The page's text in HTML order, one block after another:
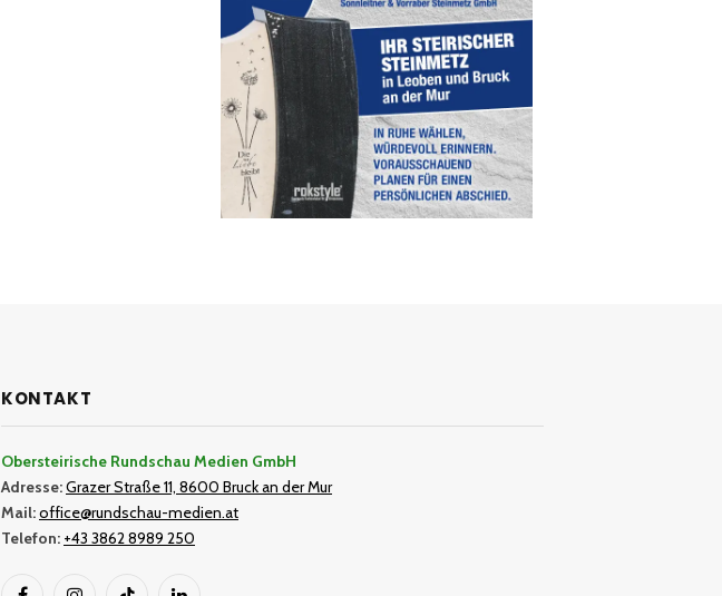
KONTAKT
Obersteirische Rundschau Medien GmbH
Adresse:Grazer Straße 11, 8600 Bruck an der Mur
Mail:office@rundschau-medien.at
Telefon: +43 3862 8989 250